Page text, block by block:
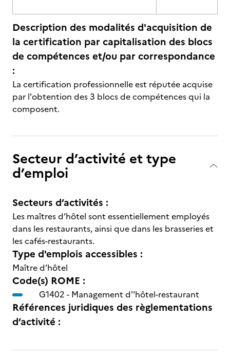
Description des modalités d'acquisition de
la certification par capitalisation des blocs
de compétences et/ou par correspondance
:
La certification professionnelle est réputée acquise
par l'obtention des 3 blocs de compétences qui la
composent.
Secteur d’activité et type
d’emploi
Secteurs d’activités :
Les maîtres d’hôtel sont essentiellement employés
dans les restaurants, ainsi que dans les brasseries et
les cafés-restaurants.
Type d'emplois accessibles :
Maître d’hôtel
Code(s) ROME :
G1402 - Management d''hôtel-restaurant
Références juridiques des règlementations
d’activité :